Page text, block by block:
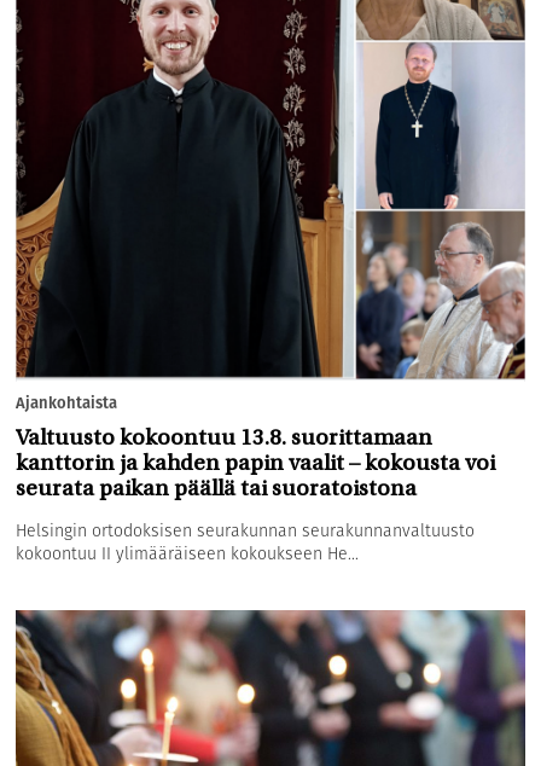
Ajankohtaista
Valtuusto kokoontuu 13.8. suorittamaan
kanttorin ja kahden papin vaalit – kokousta voi
seurata paikan päällä tai suoratoistona
Helsingin ortodoksisen seurakunnan seurakunnanvaltuusto
kokoontuu II ylimääräiseen kokoukseen He...